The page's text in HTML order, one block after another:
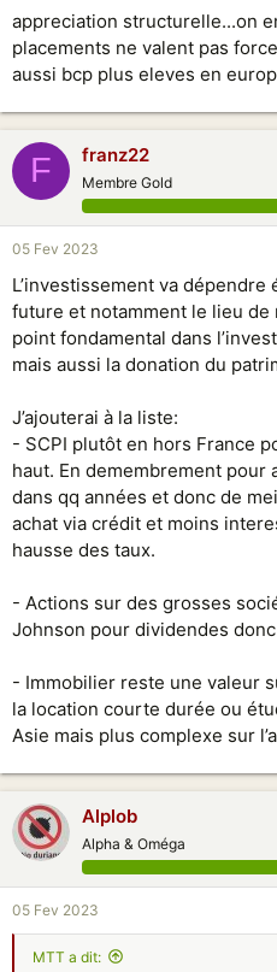
- crypto: ça me semble être un
évidemment certains arrivent à y
appreciation structurelle...on
placements ne valent pas
aussi bcp plus eleves en
F franz22
Membre Gold
05 Fev 2023
L’investissement va dépendre
future et notamment le lieu
point fondamental dans
mais aussi la donation du
J’ajouterai à la liste:
- SCPI plutôt en hors France
haut. En demembrement pour
dans qq années et donc de
achat via crédit et moins
hausse des taux.
- Actions sur des grosses
Johnson pour dividendes
- Immobilier reste une valeur
la location courte durée ou
Asie mais plus complexe sur
Alplob
Alpha & Oméga
05 Fev 2023
MTT a dit: